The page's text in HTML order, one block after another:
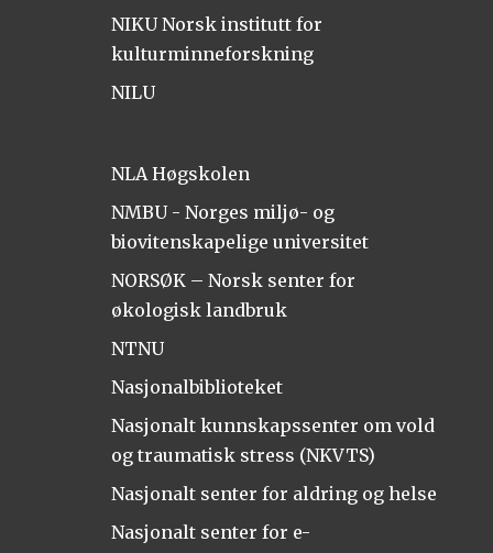
NIKU Norsk institutt for
kulturminneforskning
NILU
NLA Høgskolen
NMBU - Norges miljø- og
biovitenskapelige universitet
NORSØK – Norsk senter for
økologisk landbruk
NTNU
Nasjonalbiblioteket
Nasjonalt kunnskapssenter om vold
og traumatisk stress (NKVTS)
Nasjonalt senter for aldring og helse
Nasjonalt senter for e-